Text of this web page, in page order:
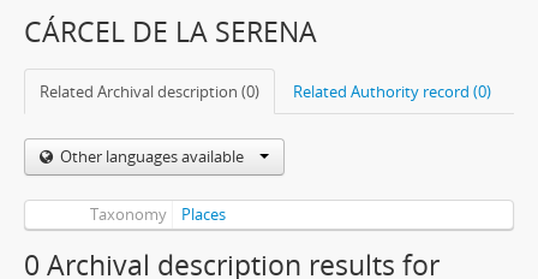
CÁRCEL DE LA SERENA
Related Archival description (0) Related Authority record (0)
Other languages available
Taxonomy Places
0 Archival description results for